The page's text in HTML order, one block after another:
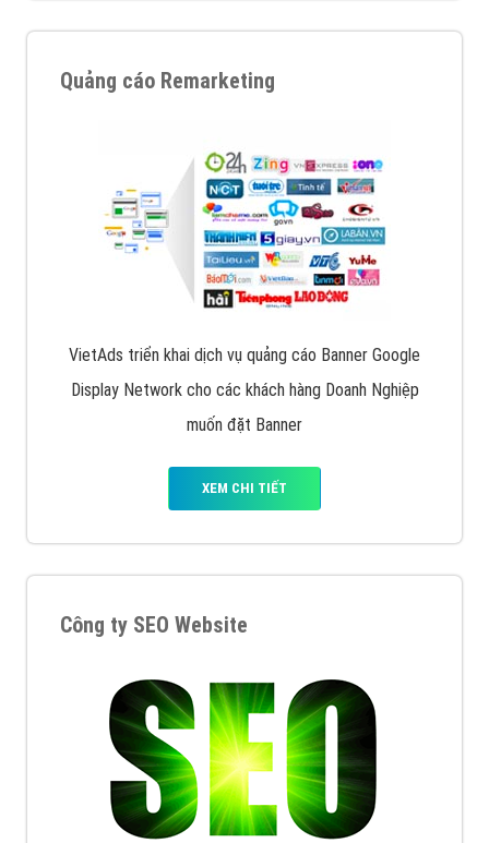
Quảng cáo Remarketing
VietAds triển khai dịch vụ quảng cáo Banner Google
Display Network cho các khách hàng Doanh Nghiệp
muốn đặt Banner
XEM CHI TIẾT
Công ty SEO Website